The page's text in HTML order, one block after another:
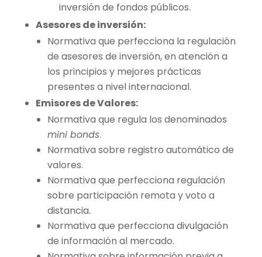
inversión de fondos públicos.
Asesores de inversión:
Normativa que perfecciona la regulación
de asesores de inversión, en atención a
los principios y mejores prácticas
presentes a nivel internacional.
Emisores de Valores:
Normativa que regula los denominados
mini bonds.
Normativa sobre registro automático de
valores.
Normativa que perfecciona regulación
sobre participación remota y voto a
distancia.
Normativa que perfecciona divulgación
de información al mercado.